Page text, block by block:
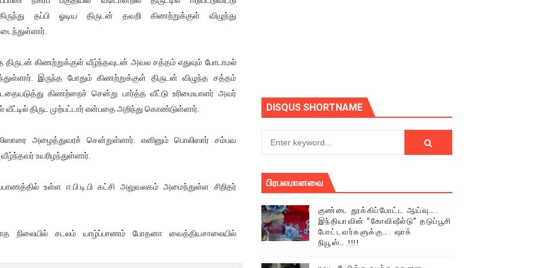
கண்டனப் போராட்டத்திற்கு கலந்துகொள்ளுமாறு அன்புரிமையோடு அழைக்கின்றோம்.
மாணவர்கள் தொடர்பில் நாடாளுமன்றத்தில் பகிரங்க கேள்வி
இலங்கைத் தமிழ் குடும்பம்!! நடந்தது என்ன
இலங்கை பாடலாசிரியர் வெளியிட்ட...
இடங்கள்...
அதிரடி உத்தரவு!
சங்கர் ஆகியோரின் நினைவெழுச்சி நாள் - 26.09.2021 சுவிஸ் (செய்தியும்,படங்களும்..)
தப்பி ஓடிய திருடன் தவறி கிணற்றுக்குள் விழுந்து
திருடன் கிணற்றுக்குள் வீழ்ந்தவுடன் அவல சத்தம் எதுவும் போடாமல்
இருந்த போதும் கிணற்றுக்குள் திருடன் விழுந்த சத்தம்
கிணற்றைச் சென்று பார்த்த வீட்டு உரிமையாளர் அவர்
திருட முற்பட்டார் என்பதை அறிந்து கொண்டுள்ளார்.
அழைத்துவரச் சென்றுள்ளார். எனினும் பொலிஸார் சம்பவ
உயரிழந்துள்ளார்.
உள்ள ஈ.பி.டி.பி கட்சி அலுவலகம் அமைந்துள்ள சிறிதர்
நிலையில் சடலம் யாழ்ப்பாணம் போதனா வைத்தியசாலையில்
DISQUS SHORTNAME
பிரபலமானவை
குண்டை தூக்கிப்போட்ட ஆய்வு….
இந்தியாவின் “கோவிஷீல்டு” தடுப்பூசி
போட்டவர்களுக்கு…. ஷாக்
நியூஸ்….!!!!